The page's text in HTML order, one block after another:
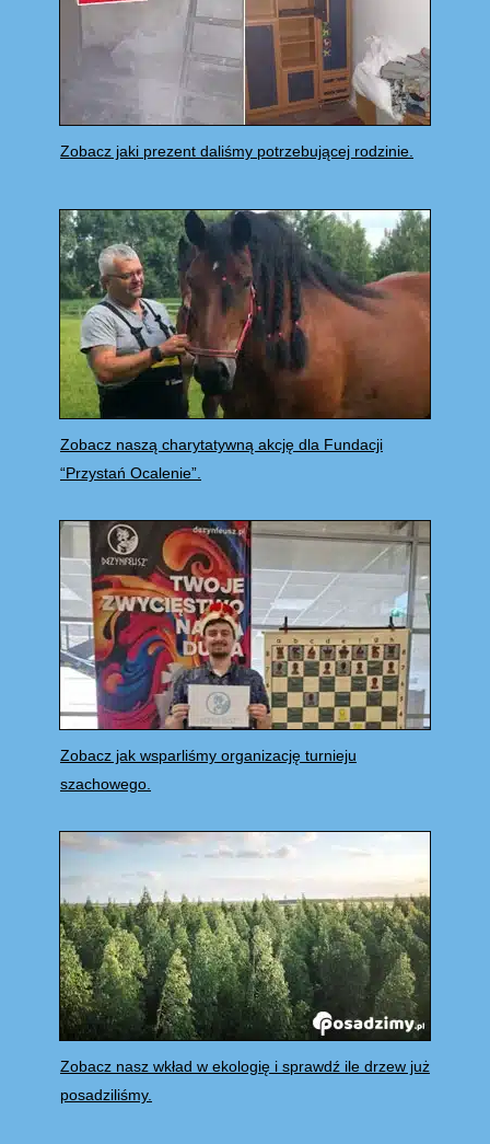
Zobacz jaki prezent daliśmy potrzebującej rodzinie.
Zobacz naszą charytatywną akcję dla Fundacji
“Przystań Ocalenie”.
Zobacz jak wsparliśmy organizację turnieju
szachowego.
Zobacz nasz wkład w ekologię i sprawdź ile drzew już
posadziliśmy.